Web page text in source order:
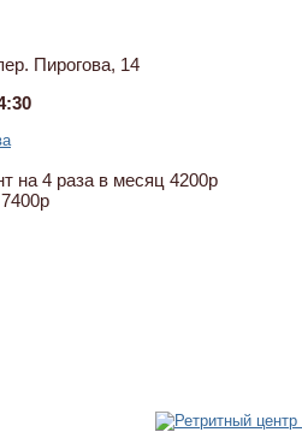
Пирогова, 14
на 4 раза в месяц 4200р